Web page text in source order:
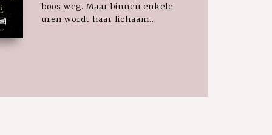
boos weg. Maar binnen enkele
uren wordt haar lichaam...